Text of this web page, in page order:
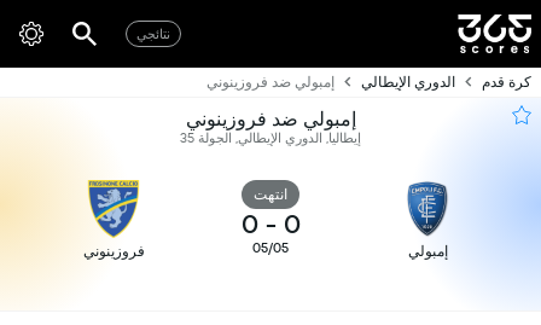
نتائجي
كرة قدم الدوري الإيطالي إمبولي ضد فروزينوني
إمبولي ضد فروزينوني
إيطاليا, الدوري الإيطالي, الجولة 35
إمبولي
انتهت
0
-
0
05/05 فروزينوني